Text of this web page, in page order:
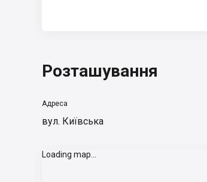
Розташування
Адреса
вул. Київська
Loading map...